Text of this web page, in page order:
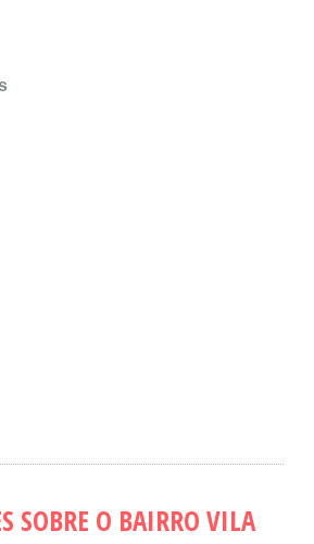
SOBRE O BAIRRO VILA